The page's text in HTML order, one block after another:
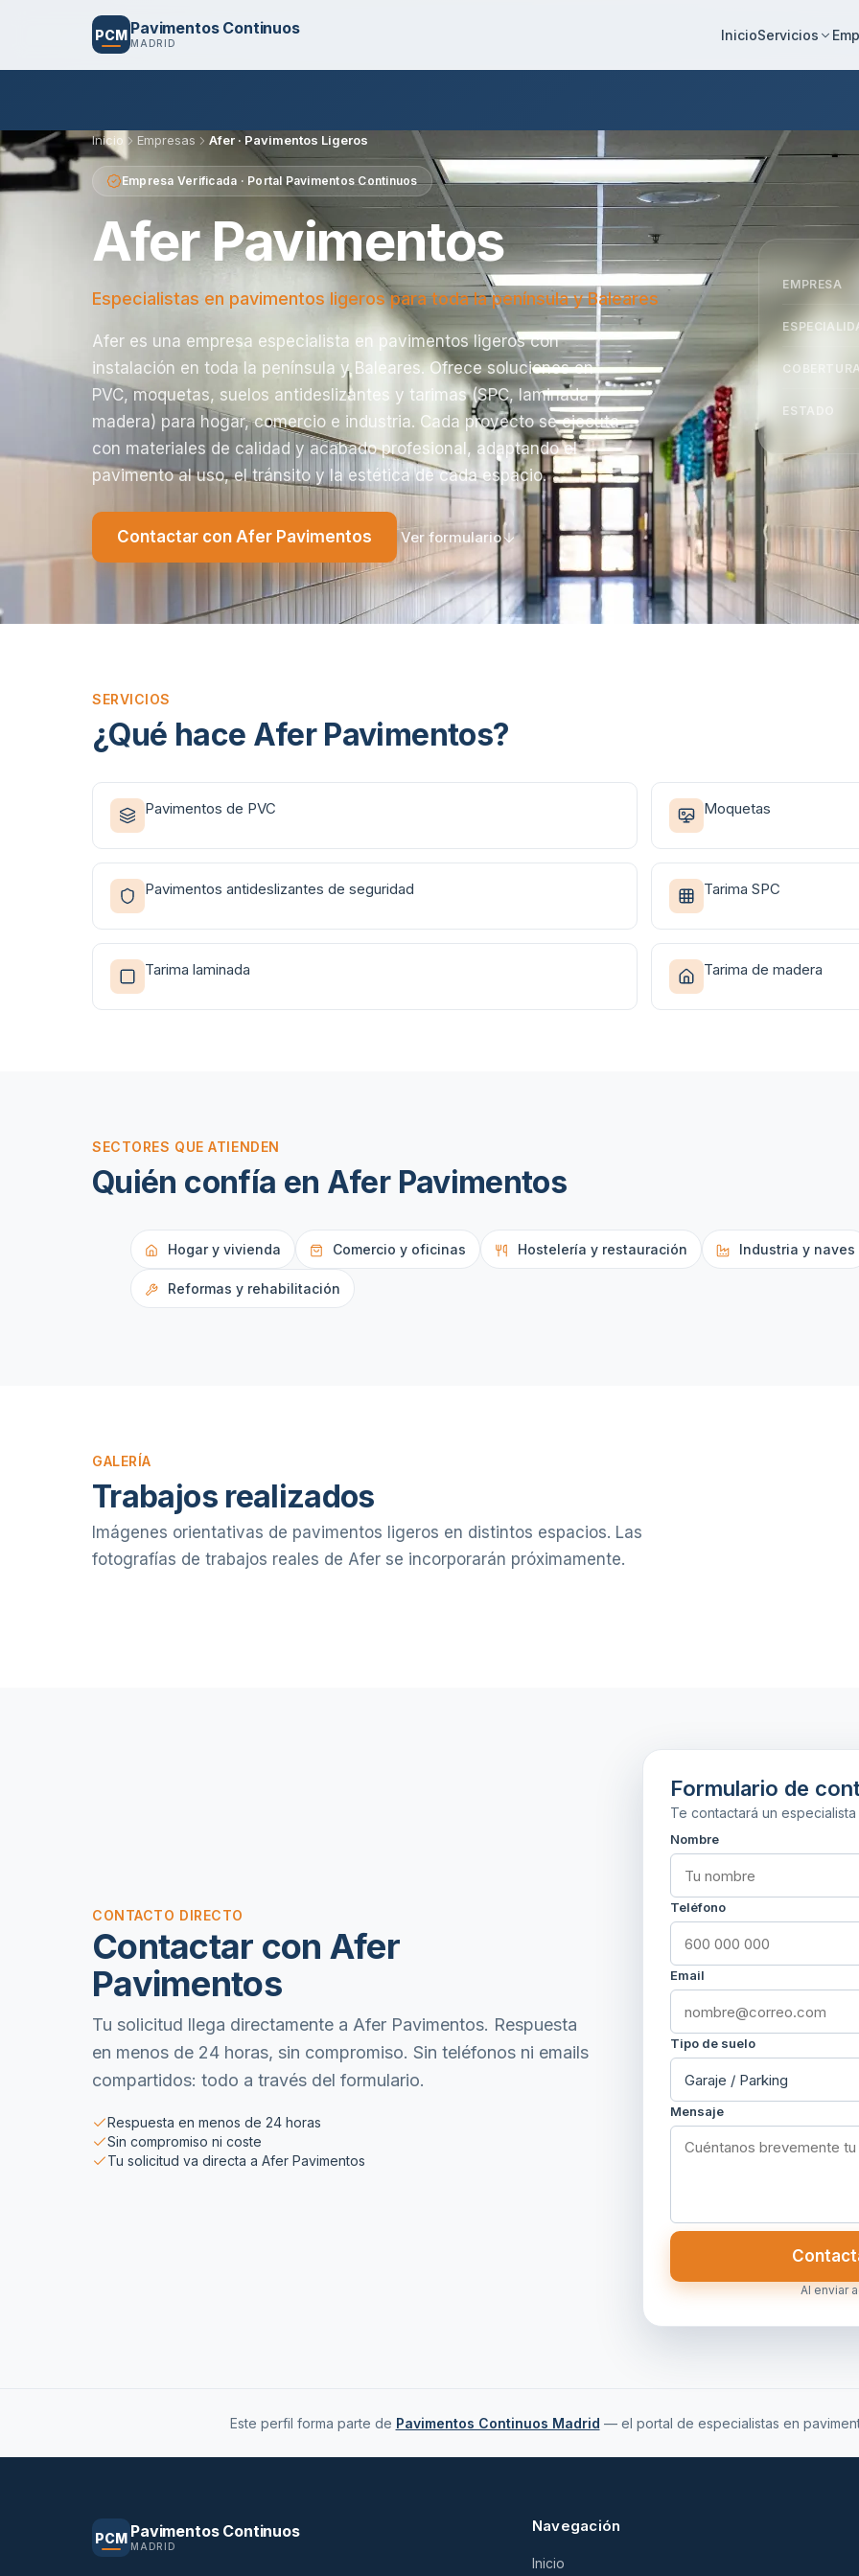
PCM Pavimentos Continuos
MADRID
InicioServicios
Inicio Empresas Afer · Pavimentos Ligeros
Empresa Verificada · Portal Pavimentos Continuos
Afer Pavimentos
Especialistas en pavimentos ligeros para toda la península y Baleares
Afer es una empresa especialista en pavimentos ligeros con
instalación en toda la península y Baleares. Ofrece soluciones en
PVC, moquetas, suelos antideslizantes y tarimas (SPC, laminada y
madera) para hogar, comercio e industria. Cada proyecto se ejecuta
con materiales de calidad y acabado profesional, adaptando el
pavimento al uso, el tránsito y la estética de cada espacio.
Contactar con Afer Pavimentos Ver formulario
EMPRESA
COBERTURA
ESTADO
SERVICIOS
¿Qué hace Afer Pavimentos?
Pavimentos de PVC Moquetas
Pavimentos antideslizantes de seguridad Tarima SPC
Tarima laminada Tarima de madera
SECTORES QUE ATIENDEN
Quién confía en Afer Pavimentos
Hogar y vivienda Comercio y oficinas Hostelería y restauración Industria y naves
Reformas y rehabilitación
GALERÍA
Trabajos realizados
Imágenes orientativas de pavimentos ligeros en distintos espacios. Las
fotografías de trabajos reales de Afer se incorporarán próximamente.
CONTACTO DIRECTO
Contactar con Afer
Pavimentos
Tu solicitud llega directamente a Afer Pavimentos. Respuesta
en menos de 24 horas, sin compromiso. Sin teléfonos ni emails
compartidos: todo a través del formulario.
Respuesta en menos de 24 horas
Sin compromiso ni coste
Tu solicitud va directa a Afer Pavimentos
Formulario de
Te contactará un
Nombre
Teléfono
Email
Tipo de suelo
Mensaje
Al enviar
Este perfil forma parte de Pavimentos Continuos Madrid — el portal de especialistas en
PCM Pavimentos Continuos
MADRID
Navegación
Inicio